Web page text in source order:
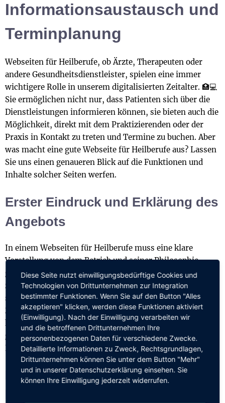
Informationsaustausch und
Terminplanung
Webseiten für Heilberufe, ob Ärzte, Therapeuten oder
andere Gesundheitsdienstleister, spielen eine immer
wichtigere Rolle in unserem digitalisierten Zeitalter. 🏥💻
Sie ermöglichen nicht nur, dass Patienten sich über die
Dienstleistungen informieren können, sie bieten auch die
Möglichkeit, direkt mit dem Praktizierenden oder der
Praxis in Kontakt zu treten und Termine zu buchen. Aber
was macht eine gute Webseite für Heilberufe aus? Lassen
Sie uns einen genaueren Blick auf die Funktionen und
Inhalte solcher Seiten werfen.
Erster Eindruck und Erklärung des
Angebots
In einem Webseiten für Heilberufe muss eine klare
Vorstellung von dem Betrieb und seiner Philosophie
gegeben werden. Das beinhaltet auch detaillierte Angaben
zu den angebotenen Dienstleistungen. 🔍 Darüber hinaus
sind Fakten wie Öffnungszeiten, Preise und
Zahlungsmöglichkeiten essentiell für Patienten. Es ist
hilfreich, einen FAQ-Bereich zu haben, um häufig
gestellte Fragen zu beantworten und allgemeine
Informationen zu geben.
Kontaktaufnahme und Online-
Diese Seite nutzt einwilligungsbedürftige Cookies und
Technologien von Drittunternehmen zur Integration
bestimmter Funktionen. Wenn Sie auf den Button "Alles
akzeptieren" klicken, werden diese Funktionen aktiviert
(Einwilligung). Nach der Einwilligung verarbeiten wir
und die betroffenen Drittunternehmen Ihre
personenbezogenen Daten für verschiedene Zwecke.
Detaillierte Informationen zu Zweck, Rechtsgrundlagen,
Drittunternehmen können Sie unter dem Button "Mehr"
und in unserer Datenschutzerklärung einsehen. Sie
können Ihre Einwilligung jederzeit widerrufen.